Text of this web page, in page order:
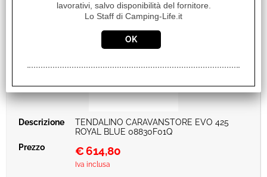
TENDALINO CARAVANSTORE EVO 425
ROYAL BLUE 08830F01Q
€614,80
Iva inclusa
lavorativi, salvo disponibilità del fornitore.
Lo Staff di Camping-Life.it